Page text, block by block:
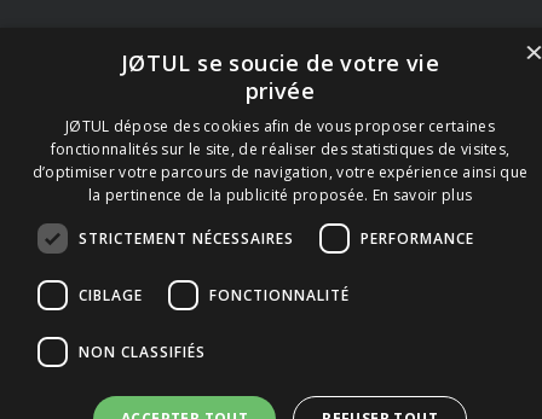
Facebook
JØTUL se soucie de votre vie
privée
JØTUL dépose des cookies afin de vous proposer certaines
fonctionnalités sur le site, de réaliser des statistiques de visites,
d’optimiser votre parcours de navigation, votre expérience ainsi que
la pertinence de la publicité proposée. En savoir plus
STRICTEMENT NÉCESSAIRES PERFORMANCE
CIBLAGE FONCTIONNALITÉ
NON CLASSIFIÉS